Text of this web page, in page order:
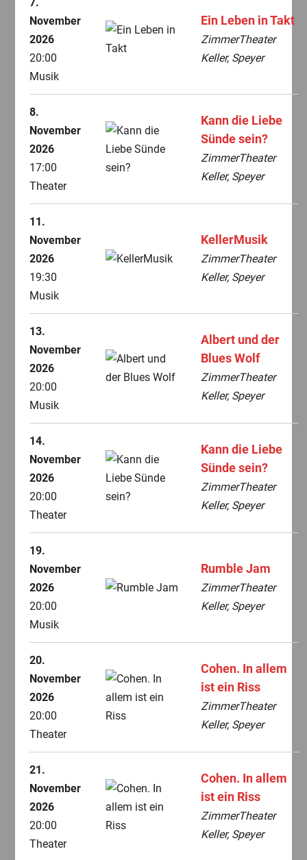
November
2026
20:00
Musik
Ein Leben in Takt
ZimmerTheater
Keller, Speyer
8.
November
2026
17:00
Theater
Kann die Liebe
Sünde sein?
ZimmerTheater
Keller, Speyer
11.
November
2026
19:30
Musik
KellerMusik
ZimmerTheater
Keller, Speyer
13.
November
2026
20:00
Musik
Albert und der
Blues Wolf
ZimmerTheater
Keller, Speyer
14.
November
2026
20:00
Theater
Kann die Liebe
Sünde sein?
ZimmerTheater
Keller, Speyer
19.
November
2026
20:00
Musik
Rumble Jam
ZimmerTheater
Keller, Speyer
20.
November
2026
20:00
Theater
Cohen. In allem
ist ein Riss
ZimmerTheater
Keller, Speyer
21.
November
2026
20:00
Theater
Cohen. In allem
ist ein Riss
ZimmerTheater
Keller, Speyer